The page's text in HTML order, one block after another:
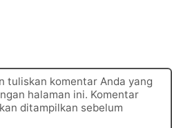
tuliskan komentar Anda yang
halaman ini. Komentar
ditampilkan sebelum